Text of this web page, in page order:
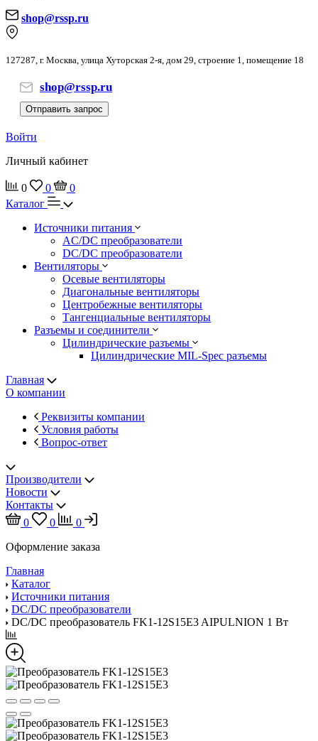
shop@rssp.ru
127287, г. Москва, улица Хуторская 2-я, дом 29, строение 1, помещение 18
shop@rssp.ru
Отправить запрос
Войти
Личный кабинет
0 0
0
Каталог
Источники питания
AC/DC преобразователи
DC/DC преобразователи
Вентиляторы
Осевые вентиляторы
Диагональные вентиляторы
Центробежные вентиляторы
Тангенциальные вентиляторы
Разъемы и соединители
Цилиндрические разъемы
Цилиндрические MIL-Spec разъемы
Главная
О компании
Реквизиты компании
Условия работы
Вопрос-ответ
Производители
Новости
Контакты
0
0
0
Оформление заказа
Главная
Каталог
Источники питания
DC/DC преобразователи
DC/DC преобразователь FK1-12S15E3 AIPULNION 1 Вт